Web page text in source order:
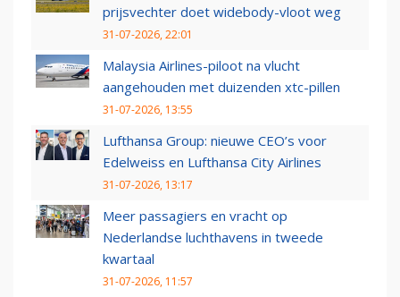
prijsvechter doet widebody-vloot weg
31-07-2026, 22:01
Malaysia Airlines-piloot na vlucht
aangehouden met duizenden xtc-pillen
31-07-2026, 13:55
Lufthansa Group: nieuwe CEO’s voor
Edelweiss en Lufthansa City Airlines
31-07-2026, 13:17
Meer passagiers en vracht op
Nederlandse luchthavens in tweede
kwartaal
31-07-2026, 11:57